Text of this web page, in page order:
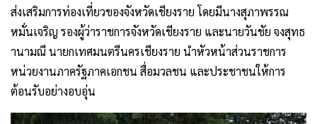
ส่งเสริมการท่องเที่ยวของจังหวัดเชียงราย โดยมีนางสุภาพรรณ
หมั่นเจริญ รองผู้ว่าราชการจังหวัดเชียงราย และนายวันชัย จงสุทธ
านามณี นายกเทศมนตรีนครเชียงราย นำหัวหน้าส่วนราชการ
หน่วยงานภาครัฐภาคเอกชน สื่อมวลชน และประชาชนให้การ
ต้อนรับอย่างอบอุ่น